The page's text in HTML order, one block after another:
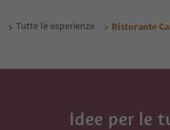
Tutte le esperienze Ristorante
Idee per le